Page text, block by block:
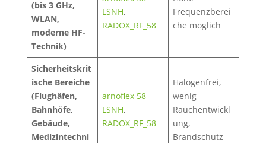
(bis 3 GHz,
WLAN,
moderne HF-
Technik)
LSNH,
RADOX_RF_58
Frequenzberei
che möglich
Sicherheitskrit
ische Bereiche
(Flughäfen,
Bahnhöfe,
Gebäude,
Medizintechni
arnoflex 58
LSNH,
RADOX_RF_58
Halogenfrei,
wenig
Rauchentwickl
ung,
Brandschutz